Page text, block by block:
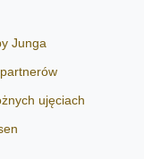
Junga
ujęciach